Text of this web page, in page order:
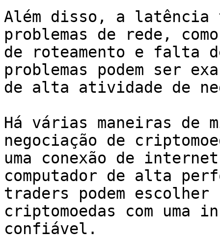
Além disso, a latência
problemas de rede,
de roteamento e falta
problemas podem ser
de alta atividade de
Há várias maneiras
negociação de
uma conexão de
computador de alta
traders podem escolher
criptomoedas com
confiável.